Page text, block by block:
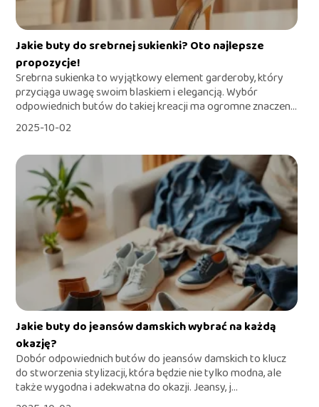
Jakie buty do srebrnej sukienki? Oto najlepsze
propozycje!
Srebrna sukienka to wyjątkowy element garderoby, który
przyciąga uwagę swoim blaskiem i elegancją. Wybór
odpowiednich butów do takiej kreacji ma ogromne znaczen...
2025-10-02
Jakie buty do jeansów damskich wybrać na każdą
okazję?
Dobór odpowiednich butów do jeansów damskich to klucz
do stworzenia stylizacji, która będzie nie tylko modna, ale
także wygodna i adekwatna do okazji. Jeansy, j...